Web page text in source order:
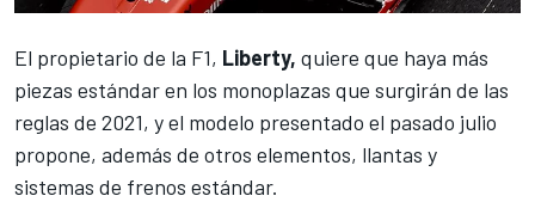
El propietario de la F1, Liberty, quiere que haya más
piezas estándar en los monoplazas que surgirán de las
reglas de 2021, y el modelo presentado el pasado julio
propone, además de otros elementos, llantas y
sistemas de frenos estándar.